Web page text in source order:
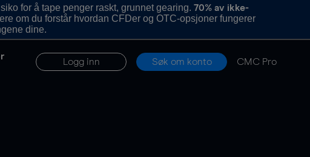
for å tape penger raskt, grunnet gearing.70% av ikke-
om du forstår hvordan CFDer og OTC-opsjoner fungerer
dine.
Logg inn Søk om konto CMC Pro